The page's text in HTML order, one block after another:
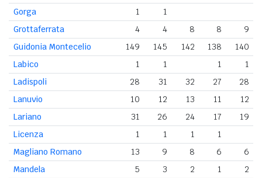
Gorga
1
1
Grottaferrata
4 4 8 8
9
Guidonia Montecelio
149 145 142 138
140
Labico
1 1 1
1
Ladispoli
28 31 32 27
28
Lanuvio
10 12 13 11
12
Lariano
31 26 24 17
19
Licenza
1 1 1
1
Magliano Romano
13 9 8 6
6
Mandela
5 3 2 1
2